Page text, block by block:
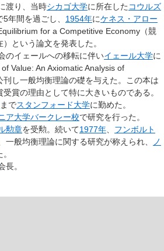
渡り、当時シカゴ大学に所在した コウルズ
年間を過ごし、 1954年にケネス・アロー
for a Competitive Economy（競
という論文を発表した。
のイェールへの移転に伴いイェール大学に
Value: An Axiomatic Analysis of
し一般均衡理論の礎を与えた。この本は
賞の理由として特に大きいものである。
までスタンフォード大学に勤めた。
ア大学バークレー校で研究を行った。
勲章を受勲。続いて1977年
フンボルト
、一般均衡理論に関する研究が称えられ、
ノ
長。